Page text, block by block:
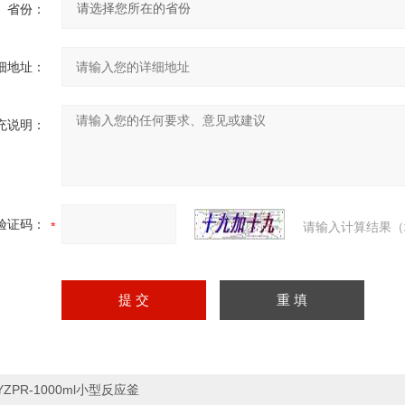
省份：
地址：
说明：
证码： 请输入计算结果
1000ml小型反应釜